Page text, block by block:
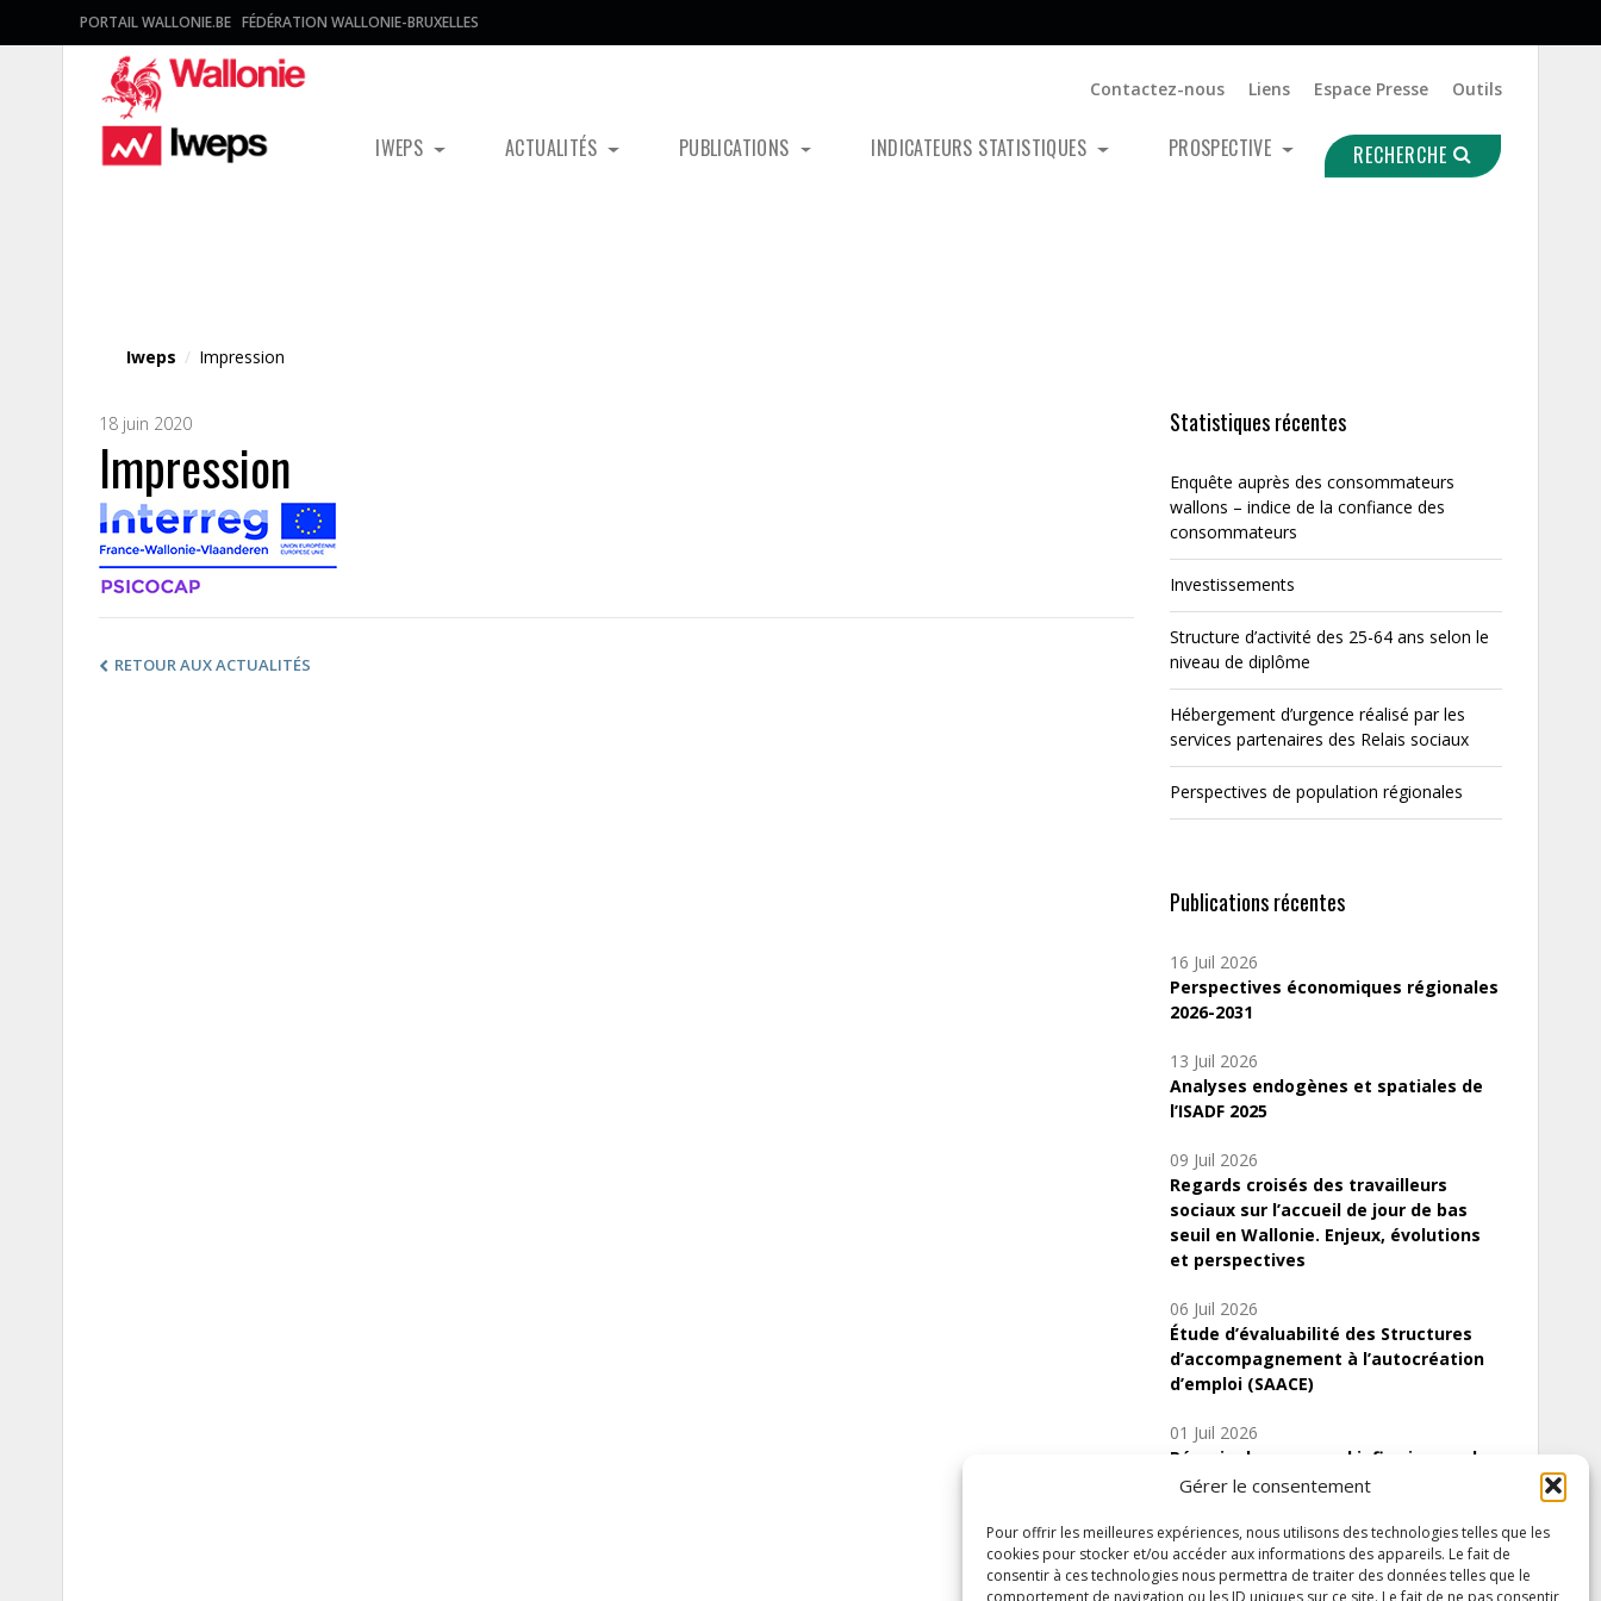
Gérer le consentement
Pour offrir les meilleures expériences, nous utilisons des technologies telles que les
cookies pour stocker et/ou accéder aux informations des appareils. Le fait de
consentir à ces technologies nous permettra de traiter des données telles que le
comportement de navigation ou les ID uniques sur ce site. Le fait de ne pas consentir
PORTAIL WALLONIE.BE FÉDÉRATION WALLONIE-BRUXELLES
Contactez-nous Liens Espace Presse Outils
IWEPS ACTUALITÉS PUBLICATIONS INDICATEURS STATISTIQUES PROSPECTIVE RECHERCHE
Iweps / Impression
18 juin 2020
Impression
RETOUR AUX ACTUALITÉS
Statistiques récentes
Enquête auprès des consommateurs
wallons – indice de la confiance des
consommateurs
Investissements
Structure d’activité des 25-64 ans selon le
niveau de diplôme
Hébergement d’urgence réalisé par les
services partenaires des Relais sociaux
Perspectives de population régionales
Publications récentes
16 Juil 2026
Perspectives économiques régionales
2026-2031
13 Juil 2026
Analyses endogènes et spatiales de
l’ISADF 2025
09 Juil 2026
Regards croisés des travailleurs
sociaux sur l’accueil de jour de bas
seuil en Wallonie. Enjeux, évolutions
et perspectives
06 Juil 2026
Étude d’évaluabilité des Structures
d’accompagnement à l’autocréation
d’emploi (SAACE)
01 Juil 2026
Pénurie du personnel infirmier :quels
indicateurs d’offre de soins pour